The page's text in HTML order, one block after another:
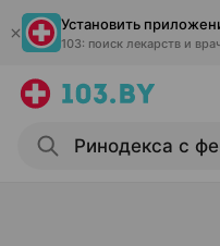
Установить
103: поиск лекарств и